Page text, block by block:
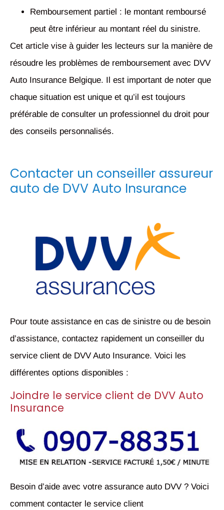
Remboursement partiel : le montant remboursé
peut être inférieur au montant réel du sinistre.
Cet article vise à guider les lecteurs sur la manière de
résoudre les problèmes de remboursement avec DVV
Auto Insurance Belgique. Il est important de noter que
chaque situation est unique et qu’il est toujours
préférable de consulter un professionnel du droit pour
des conseils personnalisés.
Contacter un conseiller assureur
auto de DVV Auto Insurance
Pour toute assistance en cas de sinistre ou de besoin
d’assistance, contactez rapidement un conseiller du
service client de DVV Auto Insurance. Voici les
différentes options disponibles :
Joindre le service client de DVV Auto
Insurance
Besoin d’aide avec votre assurance auto DVV ? Voici
comment contacter le service client